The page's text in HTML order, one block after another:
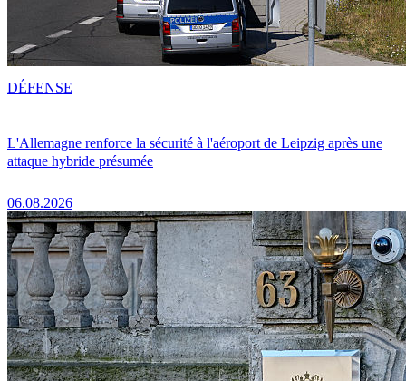
L'Allemagne renforce la sécurité à l'aéroport de Leipzig après une
attaque hybride présumée
06.08.2026
DÉFENSE